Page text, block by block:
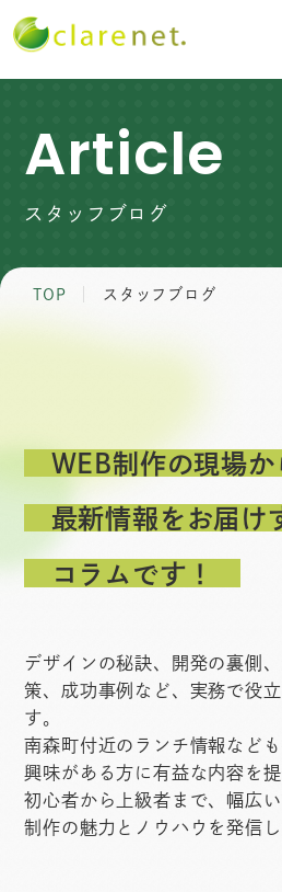
Article
スタッフブログ
TOP スタッフブログ
WEB制作の現場か
最新情報をお届け
コラムです！
デザインの秘訣、開発の裏側
策、成功事例など、実務で役
す。
南森町付近のランチ情報など
興味がある方に有益な内容を提
初心者から上級者まで、幅広
制作の魅力とノウハウを発信し